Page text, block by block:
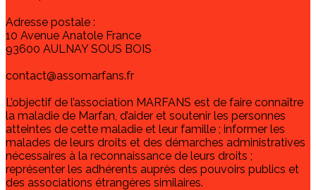
Adresse postale :
10 Avenue Anatole France
93600 AULNAY SOUS BOIS
contact@assomarfans.fr
L’objectif de l’association MARFANS est de faire connaître
la maladie de Marfan, d’aider et soutenir les personnes
atteintes de cette maladie et leur famille ; informer les
malades de leurs droits et des démarches administratives
nécessaires à la reconnaissance de leurs droits ;
représenter les adhérents auprès des pouvoirs publics et
des associations étrangères similaires.